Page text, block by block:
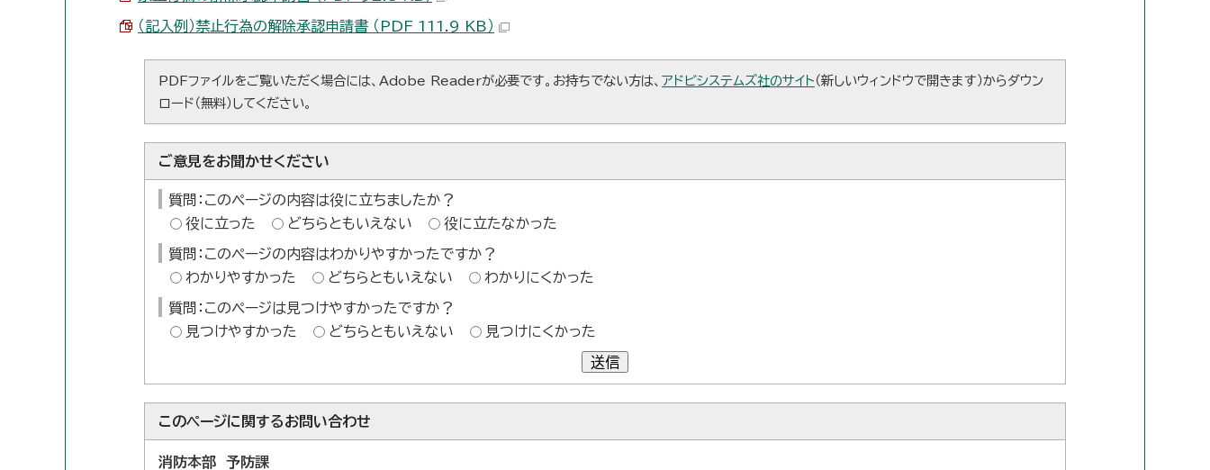
（記入例）禁止行為の解除承認申請書 （PDF 111.9 KB）
PDFファイルをご覧いただく場合には、Adobe Readerが必要です。お持ちでない方は、 アドビシステムズ社のサイト （新しいウィンドウで開きます）からダウン
ロード（無料）してください。
ご意見をお聞かせください
質問：このページの内容は役に立ちましたか？
役に立った
どちらともいえない 役に立たなかった
質問：このページの内容はわかりやすかったですか？
わかりやすかった
どちらともいえない わかりにくかった
質問：このページは見つけやすかったですか？
見つけやすかった
どちらともいえない 見つけにくかった
送信
このページに関するお問い合わせ
消防本部 予防課